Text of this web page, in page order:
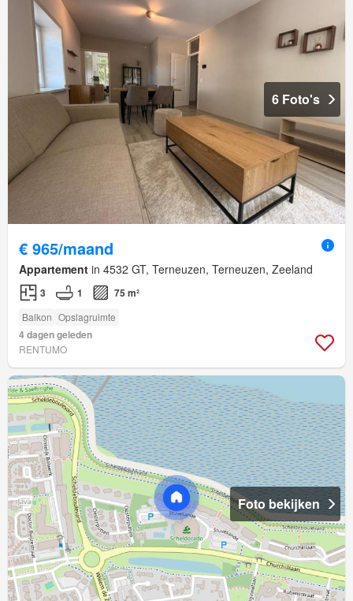
6 Foto's
€ 965/maand
Appartement in 4532 GT, Terneuzen, Terneuzen, Zeeland
3 1 75 m²
Balkon Opslagruimte
4 dagen geleden
RENTUMO
Foto bekijken